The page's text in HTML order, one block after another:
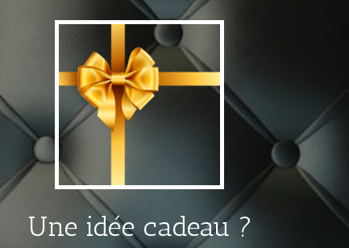
Une idée cadeau ?